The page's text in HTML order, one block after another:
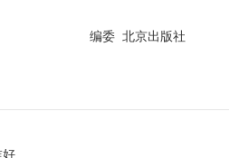
学 编委 北京出版社
好